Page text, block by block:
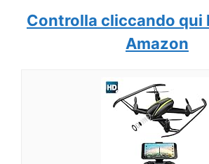
Controlla cliccando qui
Amazon